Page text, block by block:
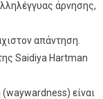
άρνησης,
απάντηση.
Saidiya Hartman
είναι